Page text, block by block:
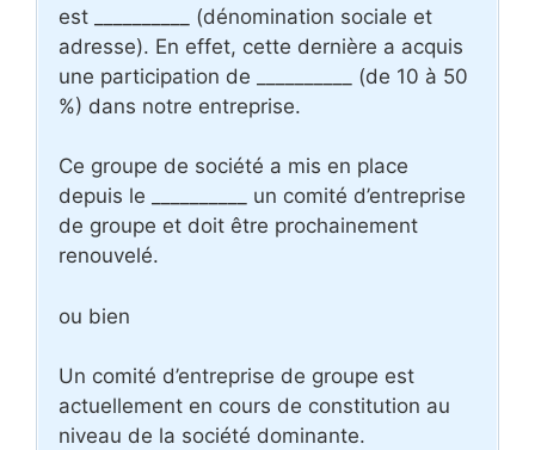
est __________ (dénomination sociale et
adresse). En effet, cette dernière a acquis
une participation de __________ (de 10 à 50
%) dans notre entreprise.
Ce groupe de société a mis en place
depuis le __________ un comité d’entreprise
de groupe et doit être prochainement
renouvelé.
ou bien
Un comité d’entreprise de groupe est
actuellement en cours de constitution au
niveau de la société dominante.